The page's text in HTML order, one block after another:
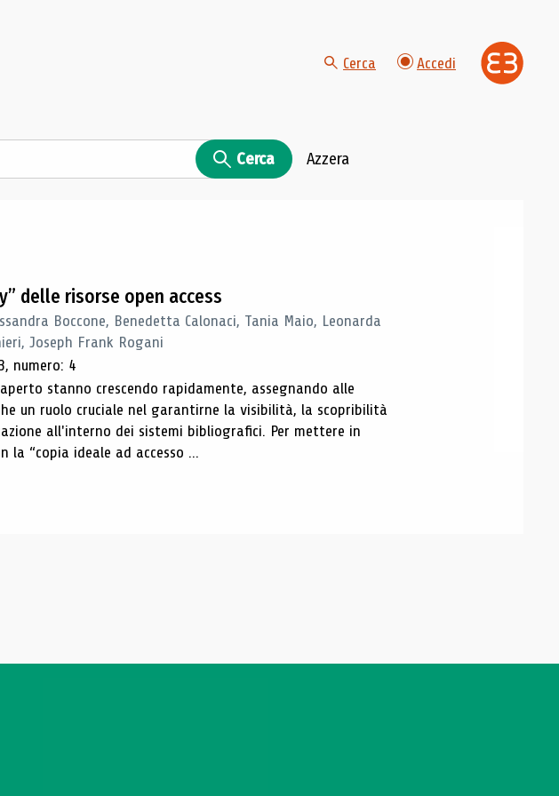
Cerca Accedi
Cerca Azzera
delle risorse open access
Boccone, Benedetta Calonaci, Tania Maio, Leonarda
Joseph Frank Rogani
numero: 4
stanno crescendo rapidamente, assegnando alle
un ruolo cruciale nel garantirne la visibilità, la scopribilità
all'interno dei sistemi bibliografici. Per mettere in
“copia ideale ad accesso ...